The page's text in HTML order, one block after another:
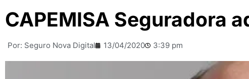
CAPEMISA Seguradora
Por: Seguro Nova Digital 13/04/2020 3:39 pm